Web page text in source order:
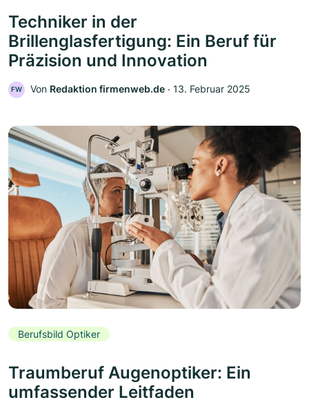
Techniker in der
Brillenglasfertigung: Ein Beruf für
Präzision und Innovation
FW Von Redaktion firmenweb.de ‧ 13. Februar 2025
Berufsbild Optiker
Traumberuf Augenoptiker: Ein
umfassender Leitfaden